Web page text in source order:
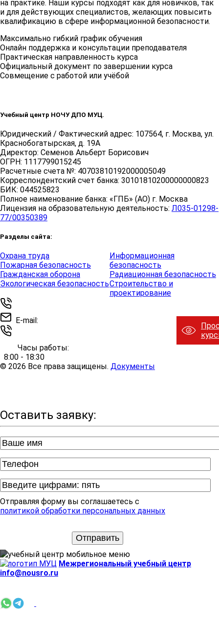
на практике. Наши курсы подходят как для новичков, так
и для действующих специалистов, желающих повысить
квалификацию в сфере информационной безопасности.
Максимально гибкий график обучения
Онлайн поддержка и консультации преподавателя
Практическая направленность курса
Официальный документ по завершении курса
Совмещение с работой или учёбой
Учебный центр НОЧУ ДПО МУЦ.
Юридический / Фактический адрес: 107564, г. Москва, ул.
Краснобогатырская, д. 19А
Директор: Семенов Альберт Борисович
ОГРН: 1117799015245
Расчетные счета №: 40703810192000005049
Корреспондентский счет банка: 30101810200000000823
БИК: 044525823
Полное наименование банка: «ГПБ» (АО) г. Москва
Лицензия на образовательную деятельность: Л035-01298-
77/00350389
Разделы сайта:
Охрана труда
Пожарная безопасность
Гражданская оборона
Экологическая безопасность
Информационная
безопасность
Радиационная безопасность
Строительство и
проектирование
E-mail:
Часы работы:
8:00 - 18:30
© 2026 Все права защищены. Документы
Оставить заявку:
Отправляя форму вы соглашаетесь с
политикой обработки персональных данных
Межрегиональный учебный центр
info@nousro.ru